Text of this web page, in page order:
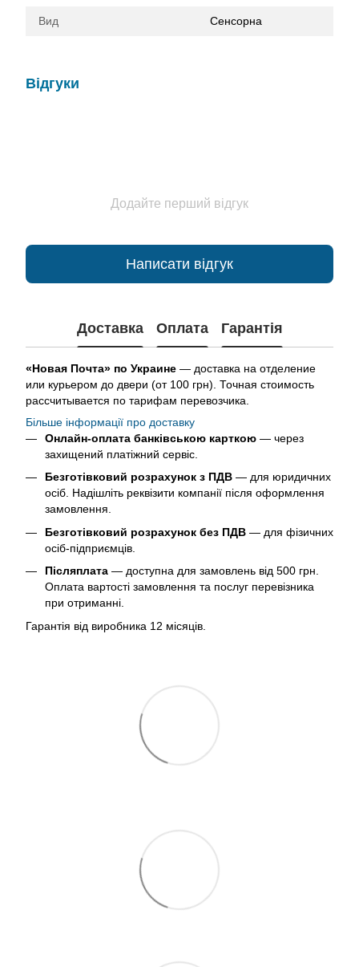
Вид Сенсорна
Відгуки
Додайте перший відгук
Написати відгук
Доставка Оплата Гарантія
«Новая Почта» по Украине — доставка на отделение
или курьером до двери (от 100 грн). Точная стоимость
рассчитывается по тарифам перевозчика.
Більше інформації про доставку
Онлайн-оплата банківською карткою — через
захищений платіжний сервіс.
Безготівковий розрахунок з ПДВ — для юридичних
осіб. Надішліть реквізити компанії після оформлення
замовлення.
Безготівковий розрахунок без ПДВ — для фізичних
осіб-підприємців.
Післяплата — доступна для замовлень від 500 грн.
Оплата вартості замовлення та послуг перевізника
при отриманні.
Гарантія від виробника 12 місяців.